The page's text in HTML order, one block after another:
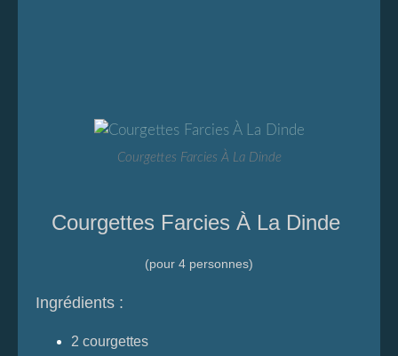
Courgettes Farcies À La Dinde
Courgettes Farcies À La Dinde
(pour 4 personnes)
Ingrédients :
2 courgettes